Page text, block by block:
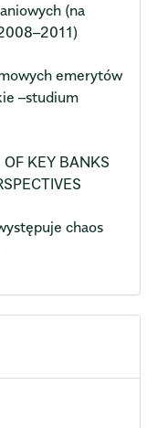
(na
emerytów
–studium
OF KEY BANKS
chaos